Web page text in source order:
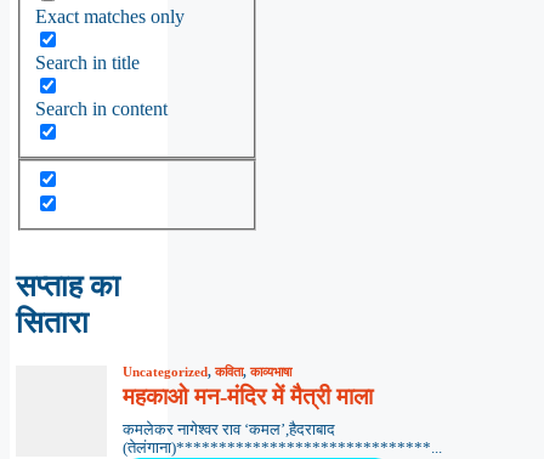
Exact matches only
Search in title
Search in content
सप्ताह का
सितारा
Uncategorized,कविता,काव्यभाषा
महकाओ मन-मंदिर में मैत्री माला
कमलेकर नागेश्वर राव ‘कमल’,हैदराबाद
(तेलंगाना)******************************...